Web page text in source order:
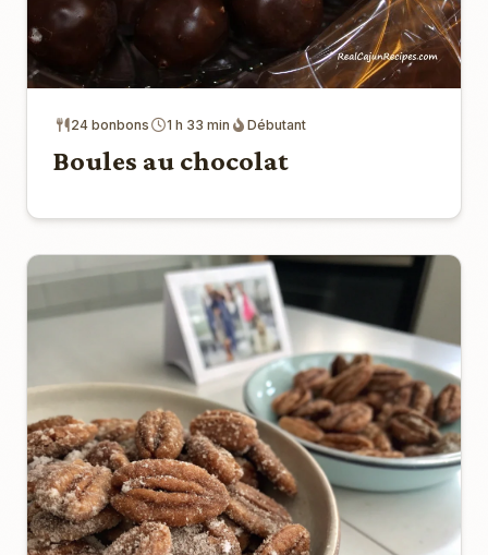
24 bonbons 1 h 33 min Débutant
Boules au chocolat